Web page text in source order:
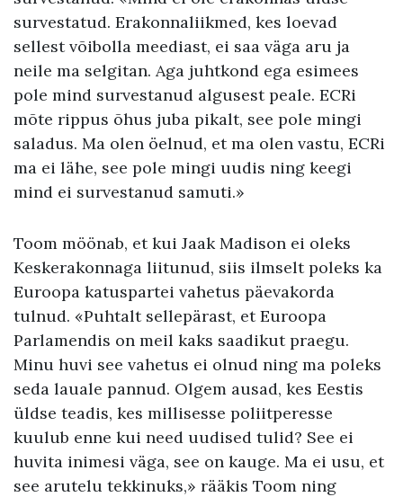
survestatud. Erakonnaliikmed, kes loevad
sellest võibolla meediast, ei saa väga aru ja
neile ma selgitan. Aga juhtkond ega esimees
pole mind survestanud algusest peale. ECRi
mõte rippus õhus juba pikalt, see pole mingi
saladus. Ma olen öelnud, et ma olen vastu, ECRi
ma ei lähe, see pole mingi uudis ning keegi
mind ei survestanud samuti.»
Toom möönab, et kui Jaak Madison ei oleks
Keskerakonnaga liitunud, siis ilmselt poleks ka
Euroopa katuspartei vahetus päevakorda
tulnud. «Puhtalt sellepärast, et Euroopa
Parlamendis on meil kaks saadikut praegu.
Minu huvi see vahetus ei olnud ning ma poleks
seda lauale pannud. Olgem ausad, kes Eestis
üldse teadis, kes millisesse poliitperesse
kuulub enne kui need uudised tulid? See ei
huvita inimesi väga, see on kauge. Ma ei usu, et
see arutelu tekkinuks,» rääkis Toom ning